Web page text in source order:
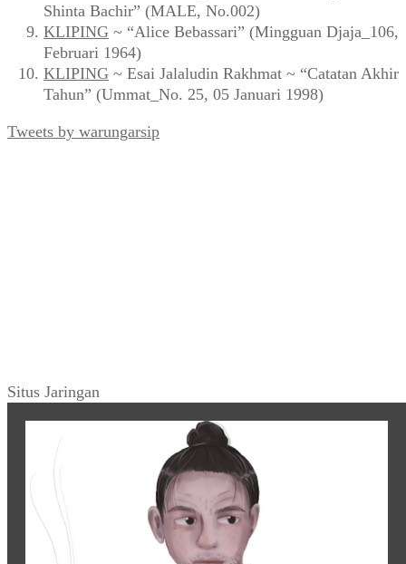
Shinta Bachir” (MALE, No.002)
KLIPING ~ “Alice Bebassari” (Mingguan Djaja_106,
Februari 1964)
KLIPING ~ Esai Jalaludin Rakhmat ~ “Catatan Akhir
Tahun” (Ummat_No. 25, 05 Januari 1998)
Tweets by warungarsip
Situs Jaringan